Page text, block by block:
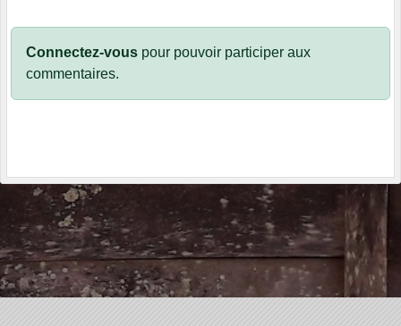
Connectez-vous pour pouvoir participer aux
commentaires.